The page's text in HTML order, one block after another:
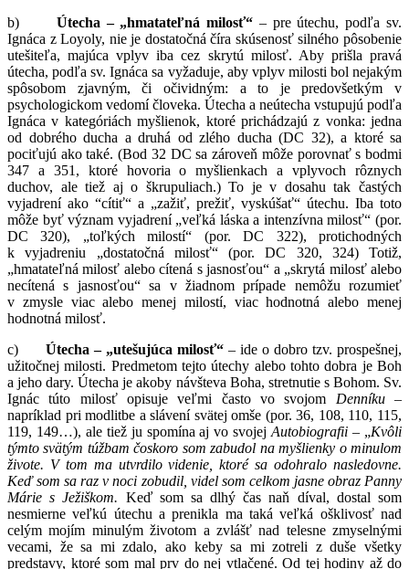
b) Útecha – „hmatateľná milosť“ – pre útechu, podľa sv.
Ignáca z Loyoly, nie je dostatočná číra skúsenosť silného pôsobenie
utešiteľa, majúca vplyv iba cez skrytú milosť. Aby prišla pravá
útecha, podľa sv. Ignáca sa vyžaduje, aby vplyv milosti bol nejakým
spôsobom zjavným, či očividným: a to je predovšetkým v
psychologickom vedomí človeka. Útecha a neútecha vstupujú podľa
Ignáca v kategóriách myšlienok, ktoré prichádzajú z vonka: jedna
od dobrého ducha a druhá od zlého ducha (DC 32), a ktoré sa
pociťujú ako také. (Bod 32 DC sa zároveň môže porovnať s bodmi
347 a 351, ktoré hovoria o myšlienkach a vplyvoch rôznych
duchov, ale tiež aj o škrupuliach.) To je v dosahu tak častých
vyjadrení ako “cítiť“ a „zažiť, prežiť, vyskúšať“ útechu. Iba toto
môže byť význam vyjadrení „veľká láska a intenzívna milosť“ (por.
DC 320), „toľkých milostí“ (por. DC 322), protichodných
k vyjadreniu „dostatočná milosť“ (por. DC 320, 324) Totiž,
„hmatateľná milosť alebo cítená s jasnosťou“ a „skrytá milosť alebo
necítená s jasnosťou“ sa v žiadnom prípade nemôžu rozumieť
v zmysle viac alebo menej milostí, viac hodnotná alebo menej
hodnotná milosť.
c) Útecha – „utešujúca milosť“ – ide o dobro tzv. prospešnej,
užitočnej milosti. Predmetom tejto útechy alebo tohto dobra je Boh
a jeho dary. Útecha je akoby návšteva Boha, stretnutie s Bohom. Sv.
Ignác túto milosť opisuje veľmi často vo svojom Denníku –
napríklad pri modlitbe a slávení svätej omše (por. 36, 108, 110, 115,
119, 149…), ale tiež ju spomína aj vo svojejAutobiografii – „Kvôli
týmto svätým túžbam čoskoro som zabudol na myšlienky o minulom
živote. V tom ma utvrdilo videnie, ktoré sa odohralo nasledovne.
Keď som sa raz v noci zobudil, videl som celkom jasne obraz Panny
Márie s Ježiškom. Keď som sa dlhý čas naň díval, dostal som
nesmierne veľkú útechu a prenikla ma taká veľká ošklivosť nad
celým mojím minulým životom a zvlášť nad telesne zmyselnými
vecami, že sa mi zdalo, ako keby sa mi zotreli z duše všetky
predstavy, ktoré som mal prv do nej vtlačené. Od tej hodiny až do